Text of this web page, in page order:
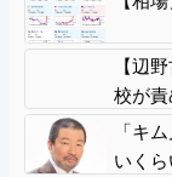
【辺
校が
育の
ス良い
「キ
いくら